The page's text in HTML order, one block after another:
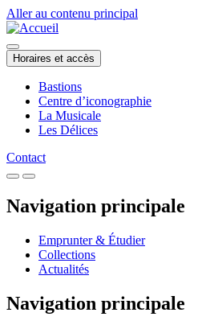
Aller au contenu principal
Horaires et accès
Bastions
Centre d’iconographie
La Musicale
Les Délices
Contact
Navigation principale
Emprunter & Étudier
Collections
Actualités
Navigation principale